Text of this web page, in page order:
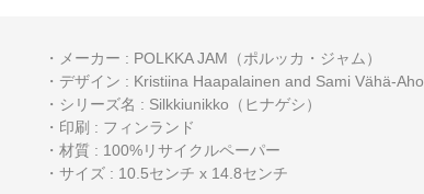
・メーカー : POLKKA JAM（ポルッカ・ジャム）
・デザイン : Kristiina Haapalainen and Sami Vähä-Aho
・シリーズ名 : Silkkiunikko（ヒナゲシ）
・印刷 : フィンランド
・材質 : 100%リサイクルペーパー
・サイズ : 10.5センチ x 14.8センチ